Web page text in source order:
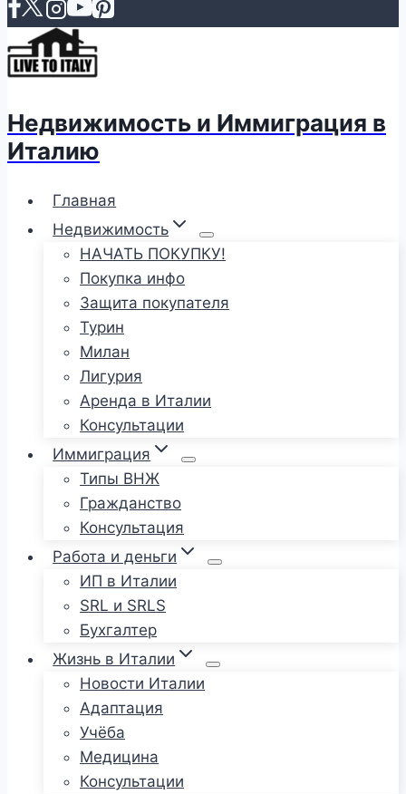
Недвижимость и Иммиграция в
Италию
Главная
Недвижимость
НАЧАТЬ ПОКУПКУ!
Покупка инфо
Защита покупателя
Турин
Милан
Лигурия
Аренда в Италии
Консультации
Иммиграция
Типы ВНЖ
Гражданство
Консультация
Работа и деньги
ИП в Италии
SRL и SRLS
Бухгалтер
Жизнь в Италии
Новости Италии
Адаптация
Учёба
Медицина
Консультации